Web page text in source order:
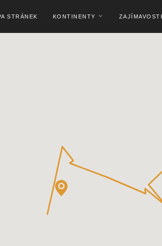
STRÁNEK KONTINENTY ZAJÍMAVOSTI